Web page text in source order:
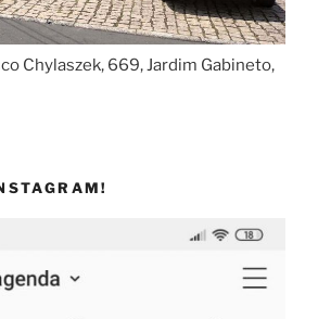
Chylaszek, 669, Jardim Gabineto,